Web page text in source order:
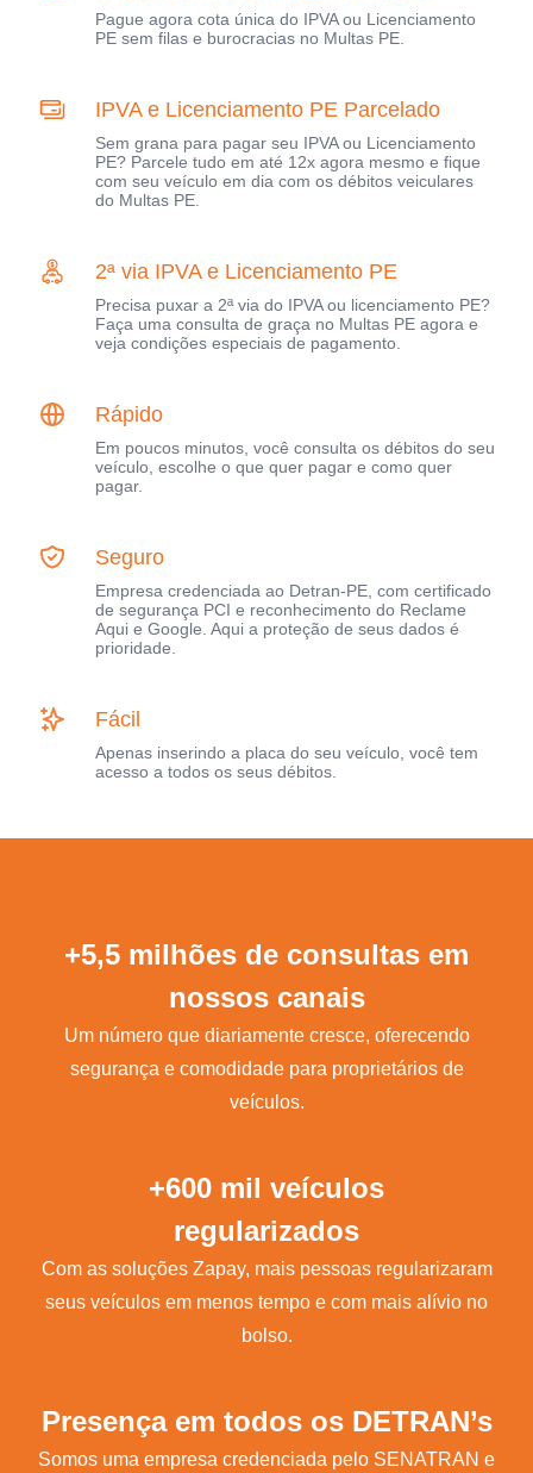
Pague agora cota única do IPVA ou Licenciamento
PE sem filas e burocracias no Multas PE.
IPVA e Licenciamento PE Parcelado
Sem grana para pagar seu IPVA ou Licenciamento
PE? Parcele tudo em até 12x agora mesmo e fique
com seu veículo em dia com os débitos veiculares
do Multas PE.
2ª via IPVA e Licenciamento PE
Precisa puxar a 2ª via do IPVA ou licenciamento PE?
Faça uma consulta de graça no Multas PE agora e
veja condições especiais de pagamento.
Rápido
Em poucos minutos, você consulta os débitos do seu
veículo, escolhe o que quer pagar e como quer
pagar.
Seguro
Empresa credenciada ao Detran-PE, com certificado
de segurança PCI e reconhecimento do Reclame
Aqui e Google. Aqui a proteção de seus dados é
prioridade.
Fácil
Apenas inserindo a placa do seu veículo, você tem
acesso a todos os seus débitos.
+5,5 milhões de consultas em
nossos canais
Um número que diariamente cresce, oferecendo
segurança e comodidade para proprietários de
veículos.
+600 mil veículos
regularizados
Com as soluções Zapay, mais pessoas regularizaram
seus veículos em menos tempo e com mais alívio no
bolso.
Presença em todos os DETRAN’s
Somos uma empresa credenciada pelo SENATRAN e